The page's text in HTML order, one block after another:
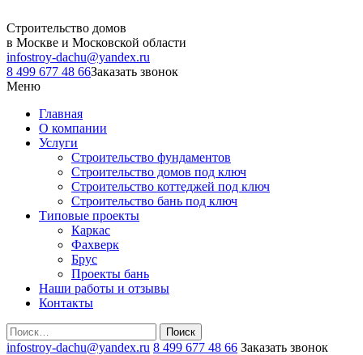
Строительство домов
в Москве и Московской области
infostroy-dachu@yandex.ru
8 499 677 48 66Заказать звонок
Меню
Главная
О компании
Услуги
Строительство фундаментов
Строительство домов под ключ
Строительство коттеджей под ключ
Строительство бань под ключ
Типовые проекты
Каркас
Фахверк
Брус
Проекты бань
Наши работы и отзывы
Контакты
Поиск
infostroy-dachu@yandex.ru 8 499 677 48 66 Заказать звонок